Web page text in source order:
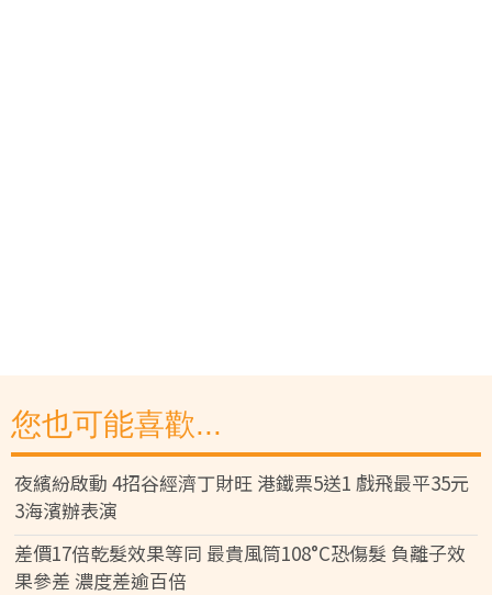
您也可能喜歡...
夜繽紛啟動 4招谷經濟丁財旺 港鐵票5送1 戲飛最平35元
3海濱辦表演
差價17倍乾髮效果等同 最貴風筒108°C恐傷髮 負離子效
果參差 濃度差逾百倍